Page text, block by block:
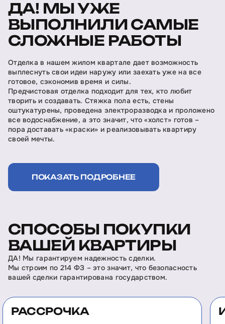
ДА! МЫ УЖЕ
ВЫПОЛНИЛИ САМЫЕ
СЛОЖНЫЕ РАБОТЫ
Отделка в нашем жилом квартале дает возможность
выплеснуть свои идеи наружу или заехать уже на все
готовое, сэкономив время и силы.
Предчистовая отделка подходит для тех, кто любит
творить и создавать. Стяжка пола есть, стены
оштукатурены, проведена электроразводка и проложено
все водоснабжение, а это значит, что «холст» готов –
пора доставать «краски» и реализовывать квартиру
своей мечты.
ПОКАЗАТЬ ПОДРОБНЕЕ
СПОСОБЫ ПОКУПКИ
ВАШЕЙ КВАРТИРЫ
ДА! Мы гарантируем надежность сделки.
Мы строим по 214 ФЗ – это значит, что безопасность
вашей сделки гарантирована государством.
РАССРОЧКА